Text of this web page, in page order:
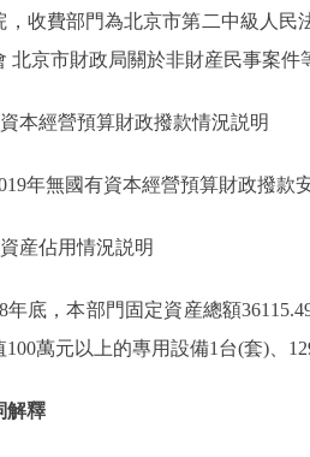
，收費部門為北京市第二中級人
北京市財政局關於非財産民事案件
經營預算財政撥款情況説明
年無國有資本經營預算財政撥款
佔用情況説明
，本部門固定資産總額36115.49
萬元以上的專用設備1台(套)、
解釋